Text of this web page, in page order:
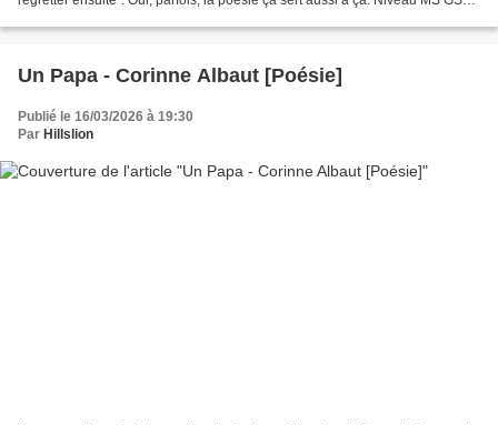
Un Papa - Corinne Albaut [Poésie]
Publié le 16/03/2026 à 19:30
Par Hillslion